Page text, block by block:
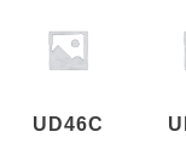
UD46C